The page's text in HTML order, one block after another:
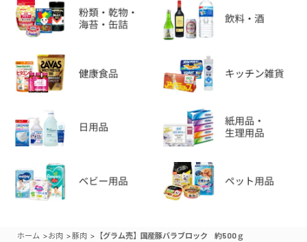
ホーム >お肉 >豚肉 > 【グラム売】国産豚バラブロック 約500ｇ